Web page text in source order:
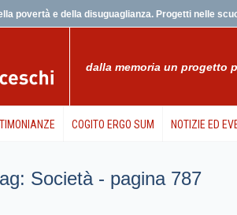
povertà e della disuguaglianza. Progetti nelle
dalla memoria un progetto
COGITO ERGO SUM NOTIZIE ED
Società - pagina 787